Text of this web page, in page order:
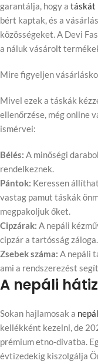
garantálja, hogy a táskát
bért kaptak, és a
közösségeket. A Devi
a náluk vásárolt
Mire figyeljen
Mivel ezek a táskák
ellenőrzése, még online
ismérvei:
Bélés: A minőségi
rendelkeznek.
Pántok: Keressen
vastag pamut táskák
megpakoljuk őket.
Cipzárak: A nepáli
cipzár a tartósság záloga.
Zsebek száma: A nepáli
ami a rendszerezést
A nepáli
Sokan hajlamosak a
kellékként kezelni, de
prémium etno-divatba.
évtizedekig kiszolgálja